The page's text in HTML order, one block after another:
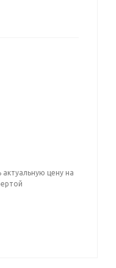
цену на